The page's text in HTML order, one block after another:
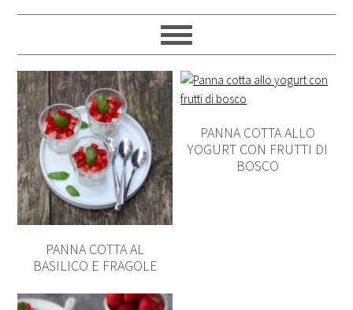
PANNA COTTA AL
BASILICO E FRAGOLE
PANNA COTTA ALLO
YOGURT CON FRUTTI DI
BOSCO